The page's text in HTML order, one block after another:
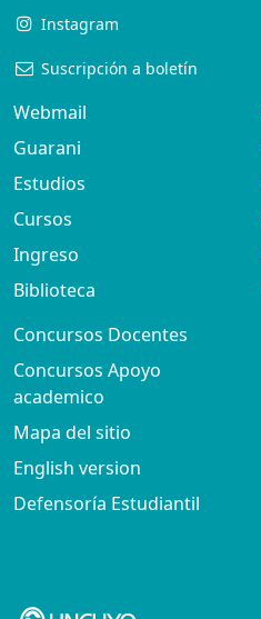
Instagram
Suscripción a boletín
Webmail
Guarani
Estudios
Cursos
Ingreso
Biblioteca
Concursos Docentes
Concursos Apoyo
academico
Mapa del sitio
English version
Defensoría Estudiantil